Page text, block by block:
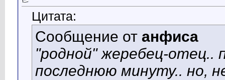
Цитата:
Сообщение от анфиса
"родной" жеребец-отец..
последнюю минуту.. но,